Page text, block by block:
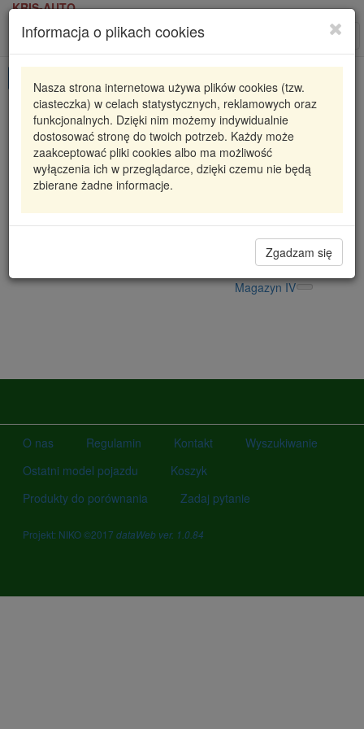
KRIS-AUTO
Informacja o plikach cookies
Nasza strona internetowa używa plików cookies (tzw.
ciasteczka) w celach statystycznych, reklamowych oraz
funkcjonalnych. Dzięki nim możemy indywidualnie
dostosować stronę do twoich potrzeb. Każdy może
zaakceptować pliki cookies albo ma możliwość
wyłączenia ich w przeglądarce, dzięki czemu nie będą
zbierane żadne informacje.
Zgadzam się
Karta produktu
896.110 ELRING
896110 ELRUSZCZELKA BMW
45,68 zł
Filia Lublin 0
Magazyn II
Magazyn V
Magazyn IV
O nas Regulamin Kontakt
Wyszukiwanie
Ostatni model pojazdu
Koszyk
Produkty do porównania
Zadaj pytanie
Projekt: NIKO ©2017 dataWeb ver. 1.0.84